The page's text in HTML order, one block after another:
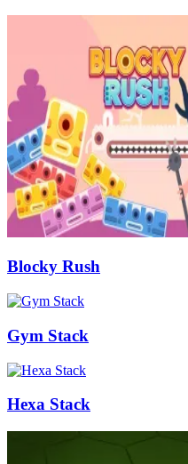
Blocky Rush
Gym Stack
Hexa Stack